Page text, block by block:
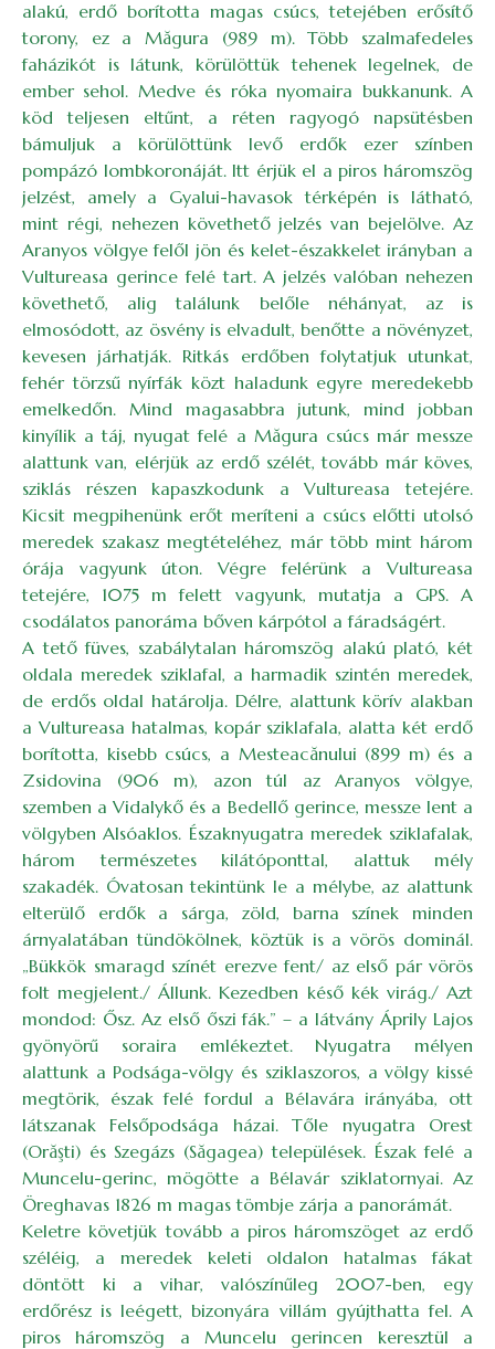
alakú, erdő borította magas csúcs, tetejében erősítő
torony, ez a Măgura (989 m). Több szalmafedeles
faházikót is látunk, körülöttük tehenek legelnek, de
ember sehol. Medve és róka nyomaira bukkanunk. A
köd teljesen eltűnt, a réten ragyogó napsütésben
bámuljuk a körülöttünk levő erdők ezer színben
pompázó lombkoronáját. Itt érjük el a piros háromszög
jelzést, amely a Gyalui-havasok térképén is látható,
mint régi, nehezen követhető jelzés van bejelölve. Az
Aranyos völgye felől jön és kelet-északkelet irányban a
Vultureasa gerince felé tart. A jelzés valóban nehezen
követhető, alig találunk belőle néhányat, az is
elmosódott, az ösvény is elvadult, benőtte a növényzet,
kevesen járhatják. Ritkás erdőben folytatjuk utunkat,
fehér törzsű nyírfák közt haladunk egyre meredekebb
emelkedőn. Mind magasabbra jutunk, mind jobban
kinyílik a táj, nyugat felé a Măgura csúcs már messze
alattunk van, elérjük az erdő szélét, tovább már köves,
sziklás részen kapaszkodunk a Vultureasa tetejére.
Kicsit megpihenünk erőt meríteni a csúcs előtti utolsó
meredek szakasz megtételéhez, már több mint három
órája vagyunk úton. Végre felérünk a Vultureasa
tetejére, 1075 m felett vagyunk, mutatja a GPS. A
csodálatos panoráma bőven kárpótol a fáradságért.
A tető füves, szabálytalan háromszög alakú plató, két
oldala meredek sziklafal, a harmadik szintén meredek,
de erdős oldal határolja. Délre, alattunk körív alakban
a Vultureasa hatalmas, kopár sziklafala, alatta két erdő
borította, kisebb csúcs, a Mesteacănului (899 m) és a
Zsidovina (906 m), azon túl az Aranyos völgye,
szemben a Vidalykő és a Bedellő gerince, messze lent a
völgyben Alsóaklos. Északnyugatra meredek sziklafalak,
három természetes kilátóponttal, alattuk mély
szakadék. Óvatosan tekintünk le a mélybe, az alattunk
elterülő erdők a sárga, zöld, barna színek minden
árnyalatában tündökölnek, köztük is a vörös dominál.
„Bükkök smaragd színét erezve fent/ az első pár vörös
folt megjelent./ Állunk. Kezedben késő kék virág./ Azt
mondod: Ősz. Az első őszi fák.” – a látvány Áprily Lajos
gyönyörű soraira emlékeztet. Nyugatra mélyen
alattunk a Podsága-völgy és sziklaszoros, a völgy kissé
megtörik, észak felé fordul a Bélavára irányába, ott
látszanak Felsőpodsága házai. Tőle nyugatra Orest
(Orăşti) és Szegázs (Săgagea) települések. Észak felé a
Muncelu-gerinc, mögötte a Bélavár sziklatornyai. Az
Öreghavas 1826 m magas tömbje zárja a panorámát.
Keletre követjük tovább a piros háromszöget az erdő
széléig, a meredek keleti oldalon hatalmas fákat
döntött ki a vihar, valószínűleg 2007-ben, egy
erdőrész is leégett, bizonyára villám gyújthatta fel. A
piros háromszög a Muncelu gerincen keresztül a